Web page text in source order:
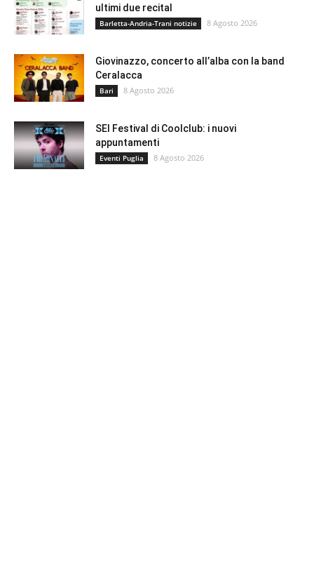
ultimi due recital
Barletta-Andria-Trani notizie 8 Agosto 2026
Giovinazzo, concerto all’alba con la band
Ceralacca
Bari 8 Agosto 2026
SEI Festival di Coolclub: i nuovi
appuntamenti
Eventi Puglia 8 Agosto 2026